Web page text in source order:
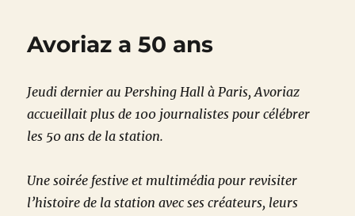
ans
1
:
vision
Avoriaz a 50 ans
Jeudi dernier au Pershing Hall à Paris, Avoriaz
accueillait plus de 100 journalistes pour célébrer
les 50 ans de la station.
Une soirée festive et multimédia pour revisiter
l’histoire de la station avec ses créateurs, leurs